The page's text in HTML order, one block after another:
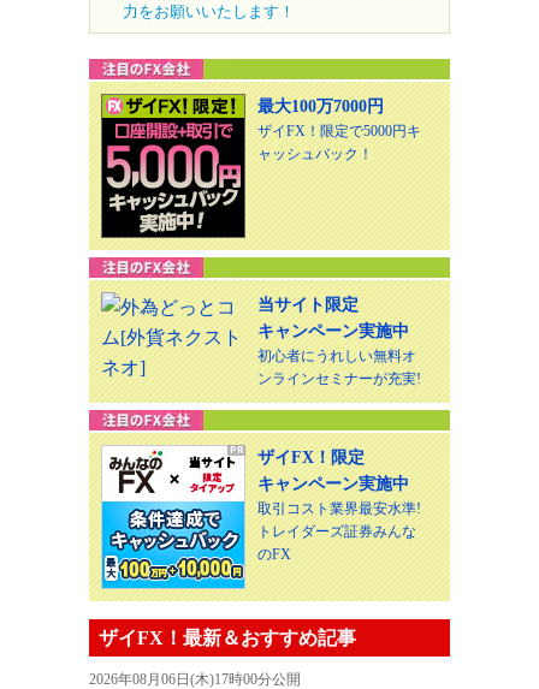
力をお願いいたします！
最大100万7000円
ザイFX！限定で5000円キ
ャッシュバック！
当サイト限定
キャンペーン実施中
初心者にうれしい無料オ
ンラインセミナーが充実!
ザイFX！限定
キャンペーン実施中
取引コスト業界最安水準!
トレイダーズ証券みんな
のFX
ザイFX！最新＆おすすめ記事
2026年08月06日(木)17時00分公開